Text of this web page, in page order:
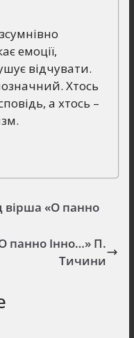
емоції,
відчувати.
Хтось
а хтось –
вірша «О панно
панно Інно…» П.
Тичини